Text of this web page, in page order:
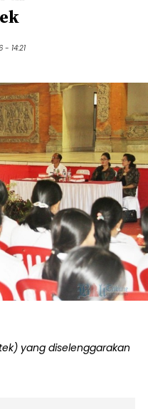
- 14:21
yang diselenggarakan